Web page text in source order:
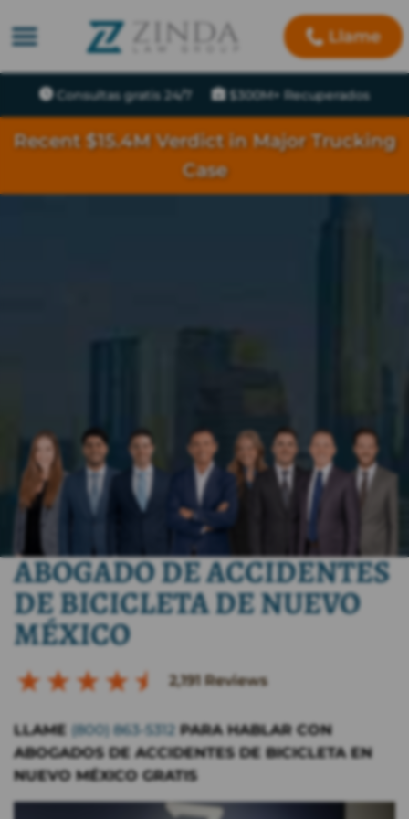
Llame
Consultas gratis 24/7 $300M+ Recuperados
Recent $15.4M Verdict in Major Trucking
Case
ABOGADO DE ACCIDENTES
DE BICICLETA DE NUEVO
MÉXICO
2,191 Reviews
LLAME (800) 863-5312 PARA HABLAR CON
ABOGADOS DE ACCIDENTES DE BICICLETA EN
NUEVO MÉXICO GRATIS